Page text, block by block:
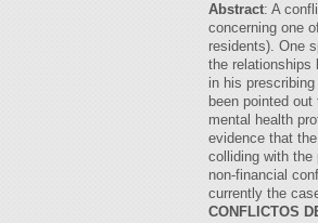
Abstract: A
concerning one
residents). One
the relationships
in his
been pointed
mental health
evidence that
colliding with
non-financial
currently the
CONFLICTOS